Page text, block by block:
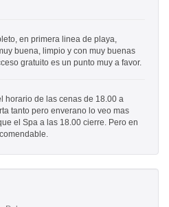
en primera linea de playa,
buena, limpio y con muy buenas
gratuito es un punto muy a favor.
horario de las cenas de 18.00 a
tanto pero enverano lo veo mas
el Spa a las 18.00 cierre. Pero en